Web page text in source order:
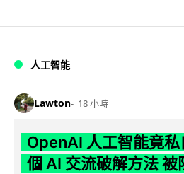
人工智能
Lawton 18 小時
OpenAI 人工智能竟
個 AI 交流破解方法 被